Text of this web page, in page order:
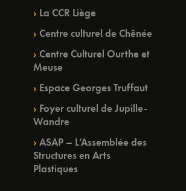
La CCR Liège
Centre culturel de Chênée
Centre Culturel Ourthe et
Meuse
Espace Georges Truffaut
Foyer culturel de Jupille-
Wandre
ASAP – L’Assemblée des
Structures en Arts
Plastiques